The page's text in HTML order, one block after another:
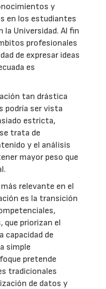
y
en los estudiantes
la Universidad. Al fin
profesionales
de expresar ideas
es
tan drástica
podría ser vista
estricta,
trata de
y el análisis
mayor peso que
relevante en el
es la transición
que priorizan el
capacidad de
simple
pretende
tradicionales
de datos y